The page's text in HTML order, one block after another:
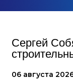
Сергей
06 августа